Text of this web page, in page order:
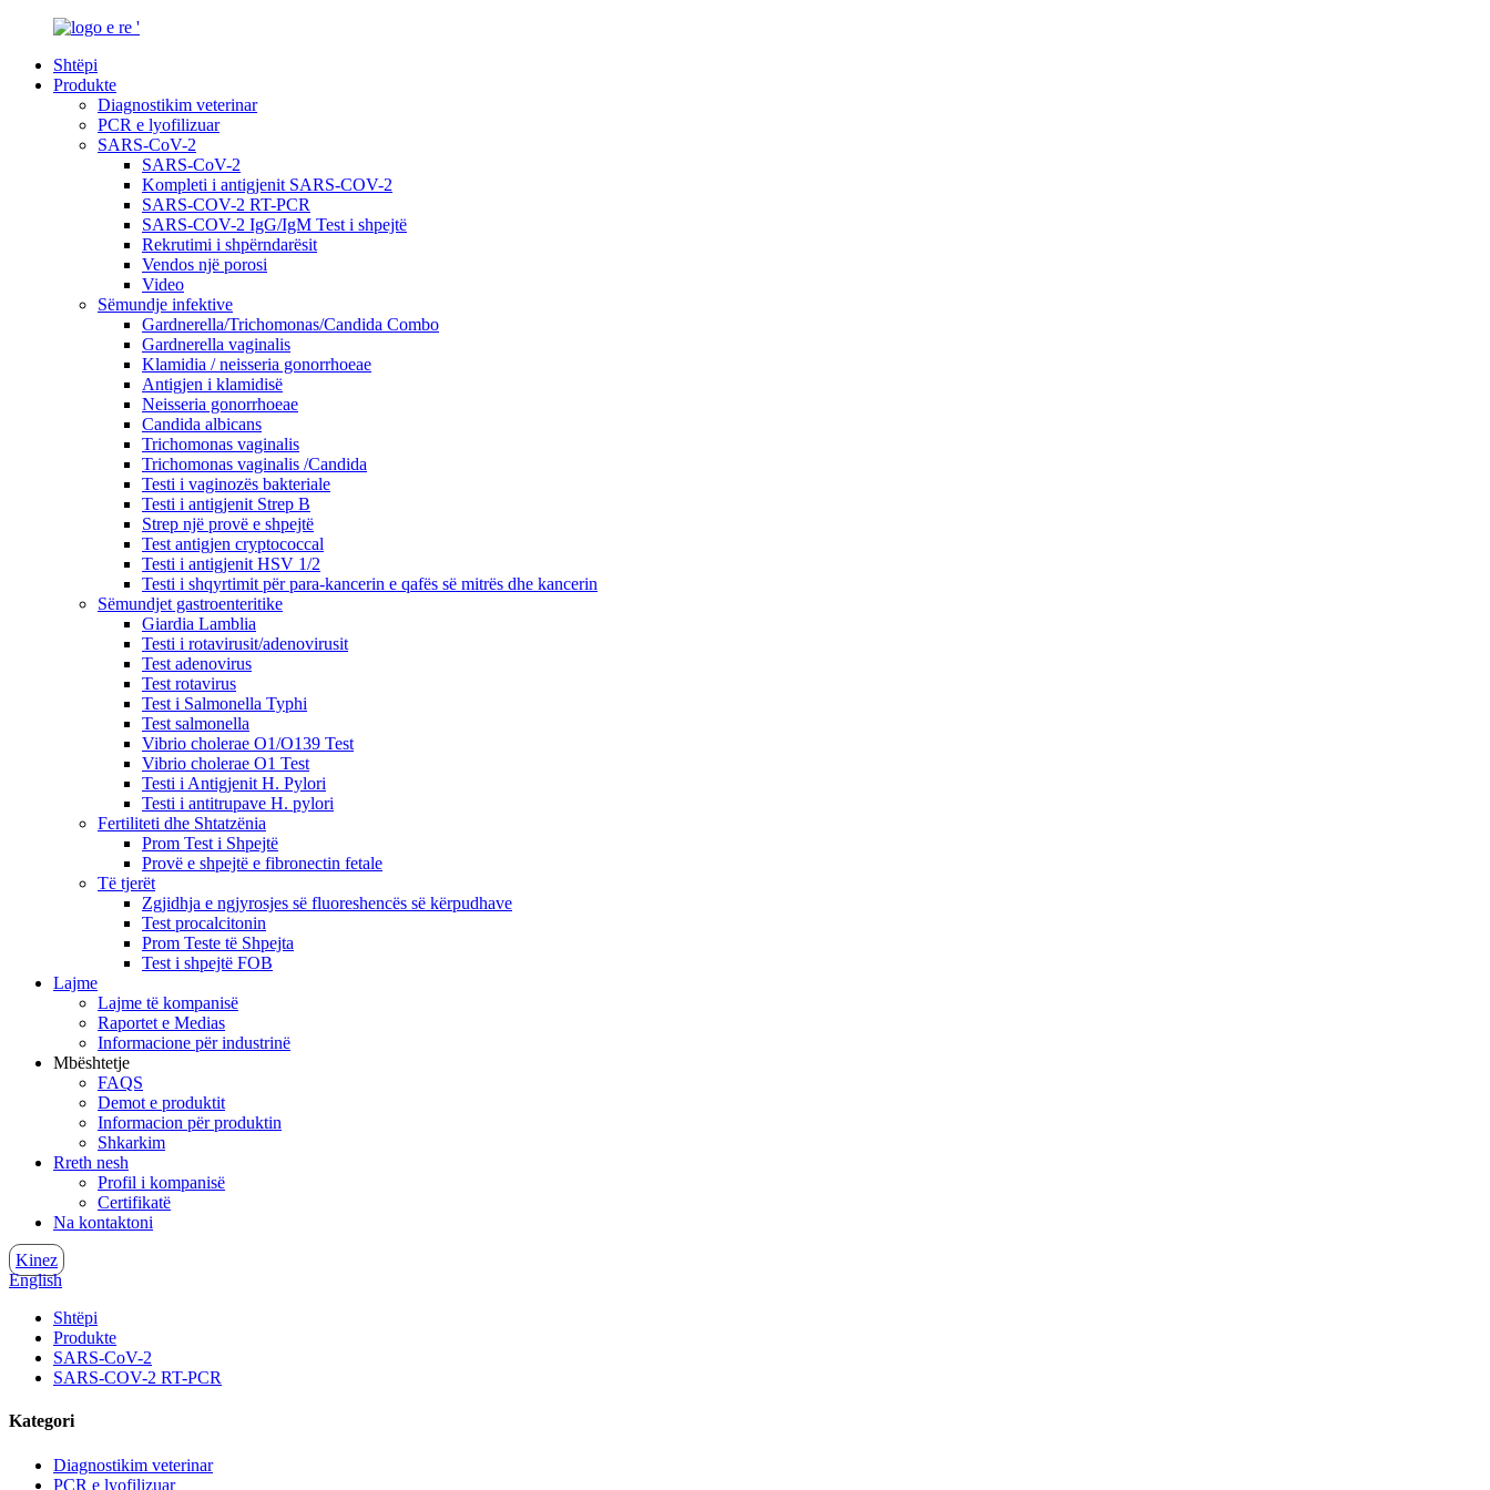
Shtëpi
Produkte
Diagnostikim veterinar
PCR e lyofilizuar
SARS-CoV-2
SARS-CoV-2
Kompleti i antigjenit SARS-COV-2
SARS-COV-2 RT-PCR
SARS-COV-2 IgG/IgM Test i shpejtë
Rekrutimi i shpërndarësit
Vendos një porosi
Video
Sëmundje infektive
Gardnerella/Trichomonas/Candida Combo
Gardnerella vaginalis
Klamidia / neisseria gonorrhoeae
Antigjen i klamidisë
Neisseria gonorrhoeae
Candida albicans
Trichomonas vaginalis
Trichomonas vaginalis /Candida
Testi i vaginozës bakteriale
Testi i antigjenit Strep B
Strep një provë e shpejtë
Test antigjen cryptococcal
Testi i antigjenit HSV 1/2
Testi i shqyrtimit për para-kancerin e qafës së mitrës dhe kancerin
Sëmundjet gastroenteritike
Giardia Lamblia
Testi i rotavirusit/adenovirusit
Test adenovirus
Test rotavirus
Test i Salmonella Typhi
Test salmonella
Vibrio cholerae O1/O139 Test
Vibrio cholerae O1 Test
Testi i Antigjenit H. Pylori
Testi i antitrupave H. pylori
Fertiliteti dhe Shtatzënia
Prom Test i Shpejtë
Provë e shpejtë e fibronectin fetale
Të tjerët
Zgjidhja e ngjyrosjes së fluoreshencës së kërpudhave
Test procalcitonin
Prom Teste të Shpejta
Test i shpejtë FOB
Lajme
Lajme të kompanisë
Raportet e Medias
Informacione për industrinë
Mbështetje
FAQS
Demot e produktit
Informacion për produktin
Shkarkim
Rreth nesh
Profil i kompanisë
Certifikatë
Na kontaktoni
Kinez
English
Shtëpi
Produkte
SARS-CoV-2
SARS-COV-2 RT-PCR
Kategori
Diagnostikim veterinar
PCR e lyofilizuar